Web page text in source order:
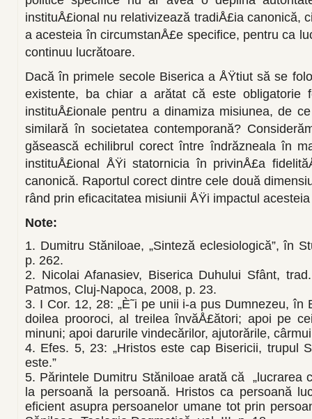
instituÅ£ional nu relativizează tradiÅ£ia canonică,
a acesteia în circumstanÅ£e specifice, pentru ca
continuu lucrătoare.
Dacă în primele secole Biserica a ÅŸtiut să se
existente, ba chiar a arătat că este obligatorie
instituÅ£ionale pentru a dinamiza misiu­nea, de
similară în societatea contemporană?
găsească echilibrul corect între îndrăzneala în
instituÅ£ional ÅŸi statornicia în privinÅ£a
canonică. Raportul corect dintre cele două
rând prin eficacitatea misiunii ÅŸi impac­tul
Note:
1. Dumitru Stăniloae, „Sinteză eclesiologică”, în
p. 262.
2. Nicolai Afanasiev, Biserica Duhului Sfânt,
Patmos, Cluj-Napoca, 2008, p. 23.
3. I Cor. 12, 28: „È˜i pe unii i-a pus Dumnezeu, în
doilea prooroci, al treilea învăÅ£ători; apoi pe
minuni; apoi darurile vindecărilor, ajutorările,
4. Efes. 5, 23: „Hristos este cap Bisericii, trupul
este.”
5. Părintele Dumitru Stăniloae arată că „lucrarea
la persoană la persoană. Hristos ca persoană
eficient asupra persoanelor umane tot prin